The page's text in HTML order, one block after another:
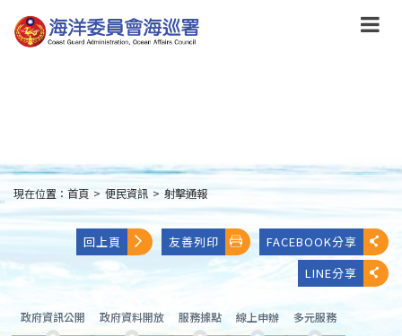
到
主
:::
現在位置： 首頁 > 便民資訊 > 射擊通報
回上頁 友善列印
FACEBOOK分享
LINE分享
政府資訊公開 政府資料開放 服務據點 線上申辦 多元服務